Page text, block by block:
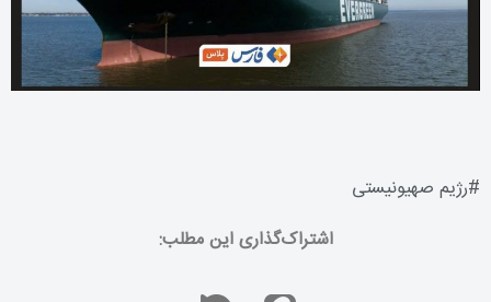
#رژیم صهیونیستی
اشتراک‌گذاری این مطلب: